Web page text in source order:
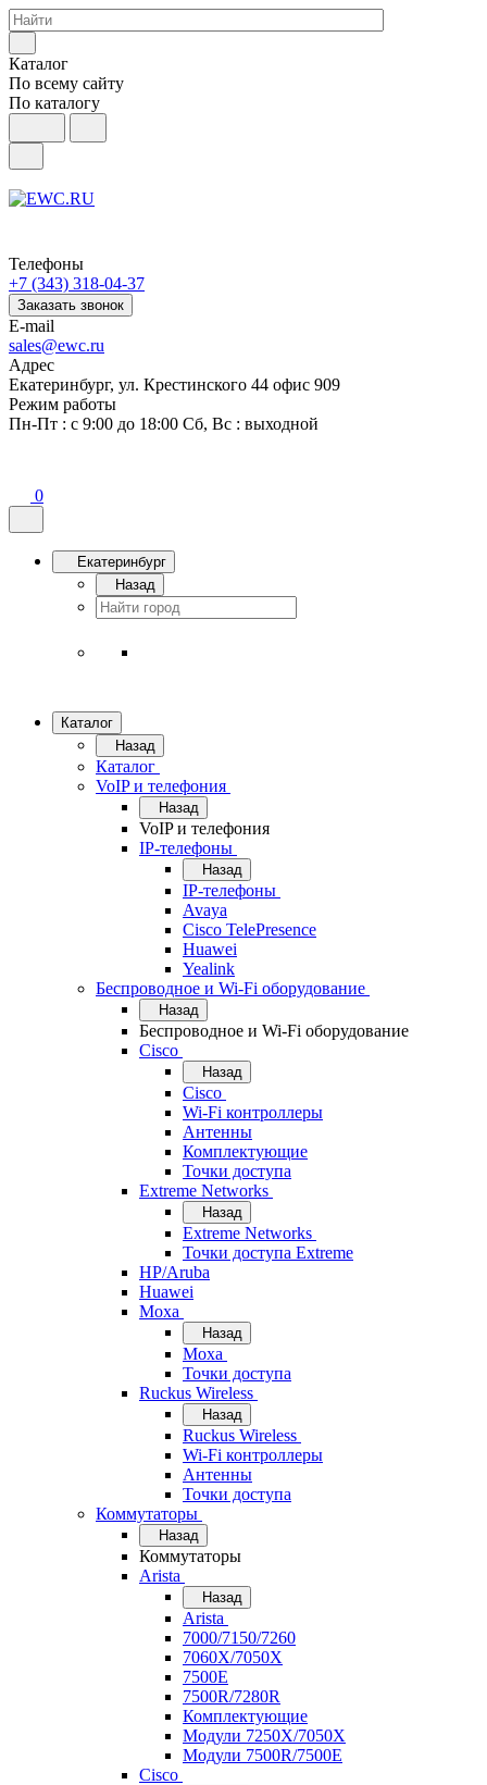
Каталог
По всему сайту
По каталогу
Телефоны
+7 (343) 318-04-37
Заказать звонок
E-mail
sales@ewc.ru
Адрес
Екатеринбург, ул. Крестинского 44 офис 909
Режим работы
Пн-Пт : с 9:00 до 18:00 Сб, Вс : выходной
0
Екатеринбург
Назад
Каталог
Назад
Каталог
VoIP и телефония
Назад
VoIP и телефония
IP-телефоны
Назад
IP-телефоны
Avaya
Cisco TelePresence
Huawei
Yealink
Беспроводное и Wi-Fi оборудование
Назад
Беспроводное и Wi-Fi оборудование
Cisco
Назад
Cisco
Wi-Fi контроллеры
Антенны
Комплектующие
Точки доступа
Extreme Networks
Назад
Extreme Networks
Точки доступа Extreme
HP/Aruba
Huawei
Moxa
Назад
Moxa
Точки доступа
Ruckus Wireless
Назад
Ruckus Wireless
Wi-Fi контроллеры
Антенны
Точки доступа
Коммутаторы
Назад
Коммутаторы
Arista
Назад
Arista
7000/7150/7260
7060X/7050X
7500E
7500R/7280R
Комплектующие
Модули 7250X/7050X
Модули 7500R/7500E
Cisco